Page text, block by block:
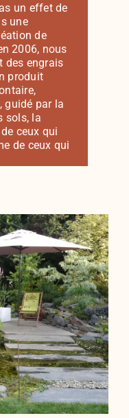
un effet de
une
de
2006, nous
des engrais
produit
guidé par la
sols, la
ceux qui
de ceux qui